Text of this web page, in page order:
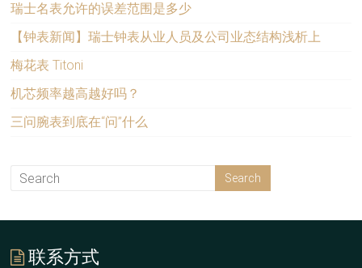
瑞士名表允许的误差范围是多少
【钟表新闻】瑞士钟表从业人员及公司业态结构浅析上
梅花表 Titoni
机芯频率越高越好吗？
三问腕表到底在“问”什么
联系方式